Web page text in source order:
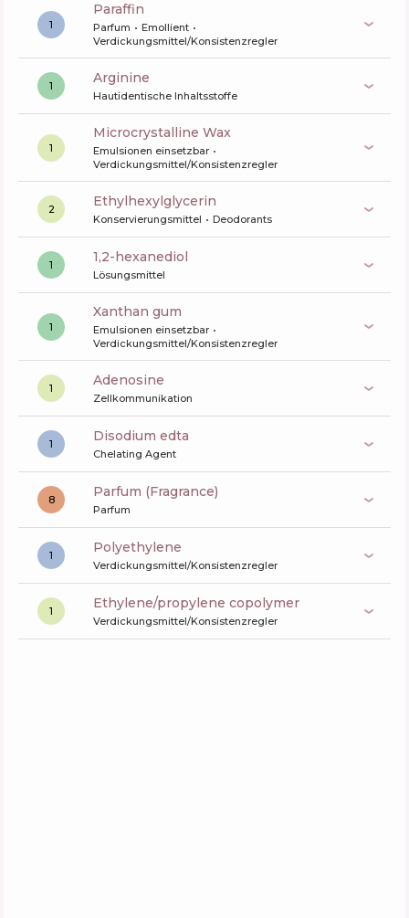
1
paraffin
Parfum
Emollient
Verdickungsmittel/Konsistenzregler
1 arginine
Hautidentische Inhaltsstoffe
1
Microcrystalline Wax
Emulsionen einsetzbar
Verdickungsmittel/Konsistenzregler
2 ethylhexylglycerin
Konservierungsmittel Deodorants
1 1,2-hexanediol
Lösungsmittel
1
xanthan gum
Emulsionen einsetzbar
Verdickungsmittel/Konsistenzregler
1 Adenosine
Zellkommunikation
1 disodium edta
Chelating Agent
8 Parfum (Fragrance)
Parfum
1 polyethylene
Verdickungsmittel/Konsistenzregler
1 ethylene/propylene copolymer
Verdickungsmittel/Konsistenzregler